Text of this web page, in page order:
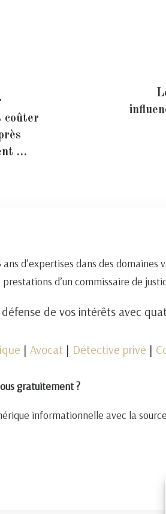
coûter
…
d’expertises dans des
d’un commissaire de
de vos intérêts avec
| Avocat | Détective privé |
gratuitement ?
informationnelle avec la